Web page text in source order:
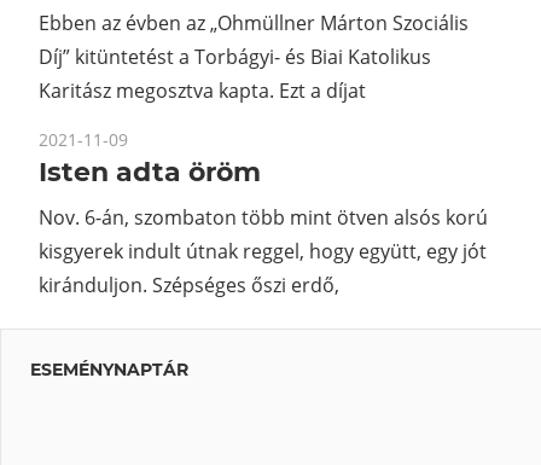
Ebben az évben az „Ohmüllner Márton Szociális
Díj” kitüntetést a Torbágyi- és Biai Katolikus
Karitász megosztva kapta. Ezt a díjat
2021-11-09
Isten adta öröm
Nov. 6-án, szombaton több mint ötven alsós korú
kisgyerek indult útnak reggel, hogy együtt, egy jót
kiránduljon. Szépséges őszi erdő,
ESEMÉNYNAPTÁR